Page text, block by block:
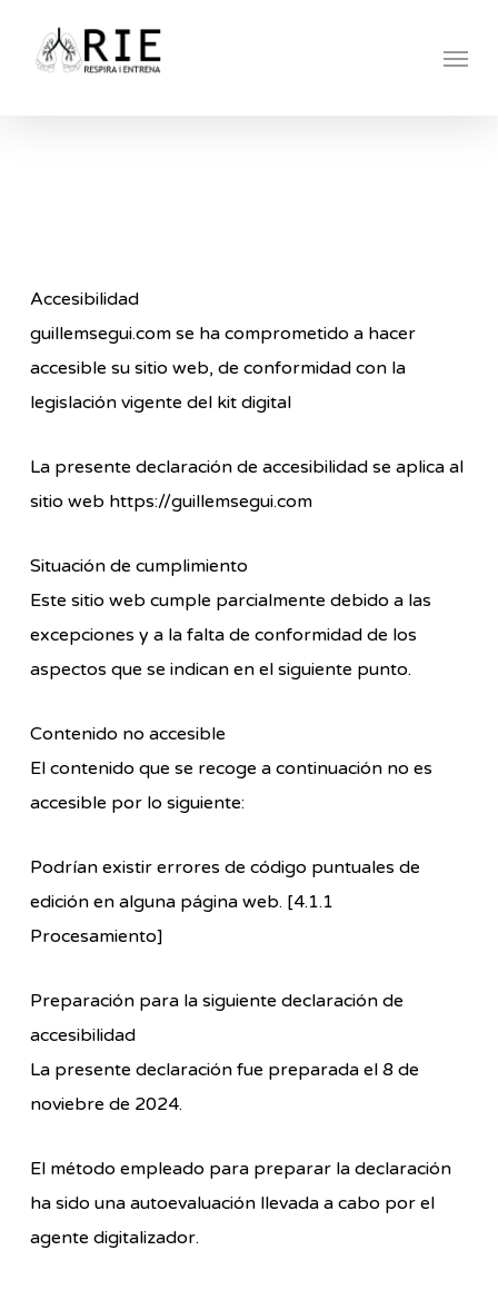
Menu
Accesibilidad
guillemsegui.com se ha comprometido a hacer
accesible su sitio web, de conformidad con la
legislación vigente del kit digital
La presente declaración de accesibilidad se aplica al
sitio web https://guillemsegui.com
Situación de cumplimiento
Este sitio web cumple parcialmente debido a las
excepciones y a la falta de conformidad de los
aspectos que se indican en el siguiente punto.
Contenido no accesible
El contenido que se recoge a continuación no es
accesible por lo siguiente:
Podrían existir errores de código puntuales de
edición en alguna página web. [4.1.1
Procesamiento]
Preparación para la siguiente declaración de
accesibilidad
La presente declaración fue preparada el 8 de
noviebre de 2024.
El método empleado para preparar la declaración
ha sido una autoevaluación llevada a cabo por el
agente digitalizador.